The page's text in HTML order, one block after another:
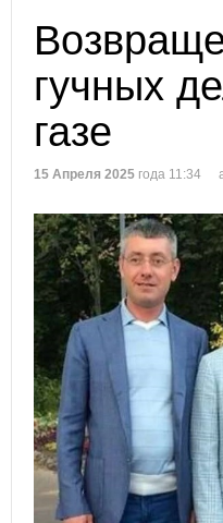
гучных
газе
15 Апреля 2025 года 11:34